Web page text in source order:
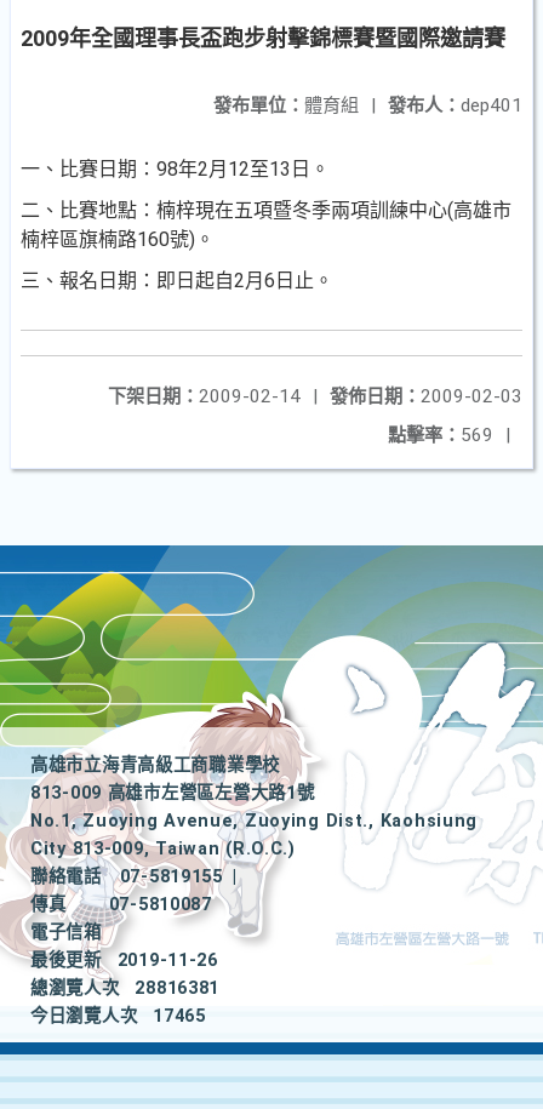
2009年全國理事長盃跑步射擊錦標賽暨國際邀請賽
發布人： dep401
發布單位： 體育組 |
一、比賽日期：98年2月12至13日。
二、比賽地點：楠梓現在五項暨冬季兩項訓練中心(高雄市
楠梓區旗楠路160號)。
三、報名日期：即日起自2月6日止。
發佈日期： 2009-02-03
下架日期： 2009-02-14
|
點擊率： 569 |
高雄市立海青高級工商職業學校
813-009 高雄市左營區左營大路1號
No.1, Zuoying Avenue, Zuoying Dist., Kaohsiung
City 813-009, Taiwan (R.O.C.)
聯絡電話
07-5819155
|
傳真
07-5810087
電子信箱
最後更新
2019-11-26
總瀏覽人次
28816381
今日瀏覽人次
17465